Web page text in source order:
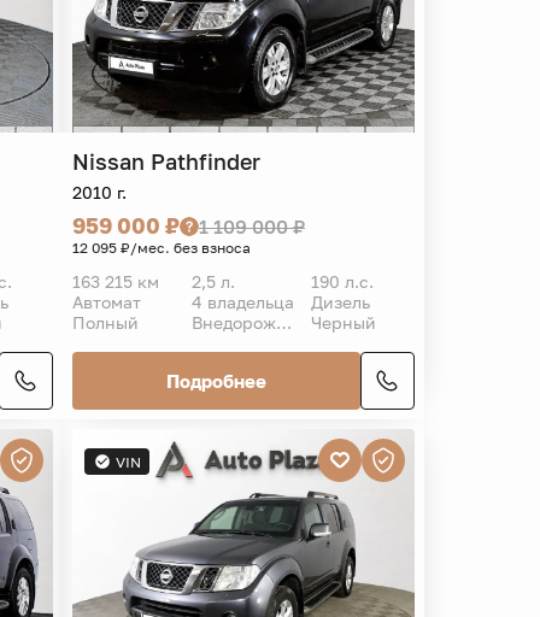
Nissan Pathfinder
2010 г.
959 000 ₽ 1 109 000 ₽
12 095 ₽/мес. без взноса
163 215 км 2,5 л.
190 л.с.
Автомат
4 владельца
Дизель
Полный
Внедорожник 5 дв. Черный
Подробнее
VIN